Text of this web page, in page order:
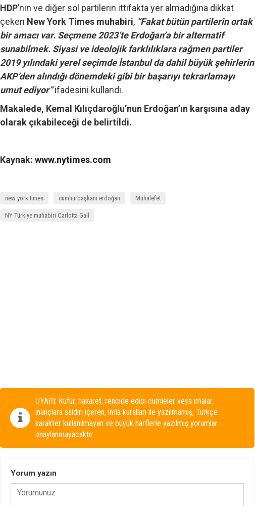
HDP’nin ve diğer sol partilerin ittifakta yer almadığına dikkat
çeken New York Times muhabiri, “Fakat bütün partilerin ortak
bir amacı var. Seçmene 2023’te Erdoğan’a bir alternatif
sunabilmek. Siyasi ve ideolojik farklılıklara rağmen partiler
2019 yılındaki yerel seçimde İstanbul da dahil büyük şehirlerin
AKP’den alındığı dönemdeki gibi bir başarıyı tekrarlamayı
umut ediyor”ifadesini kullandı.
Makalede, Kemal Kılıçdaroğlu’nun Erdoğan’ın karşısına aday
olarak çıkabileceği de belirtildi.
Kaynak:www.nytimes.com
new york times cumhurbaşkanı erdoğan Muhalefet
NY Türkiye muhabiri Carlotta Gall
UYARI: Küfür, hakaret, rencide edici cümleler veya imalar,
inançlara saldırı içeren, imla kuralları ile yazılmamış, Türkçe
karakter kullanılmayan ve büyük harflerle yazılmış yorumlar
onaylanmayacaktır.
Yorum yazın